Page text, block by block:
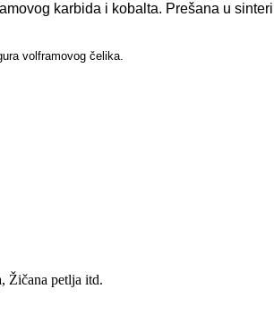
karbida i kobalta. Prešana u
volframovog čelika.
Žičana petlja itd.